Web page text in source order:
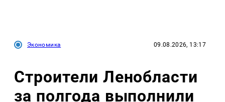
Экономика 09.08.2026, 13:17
Строители Ленобласти
за полгода выполнили